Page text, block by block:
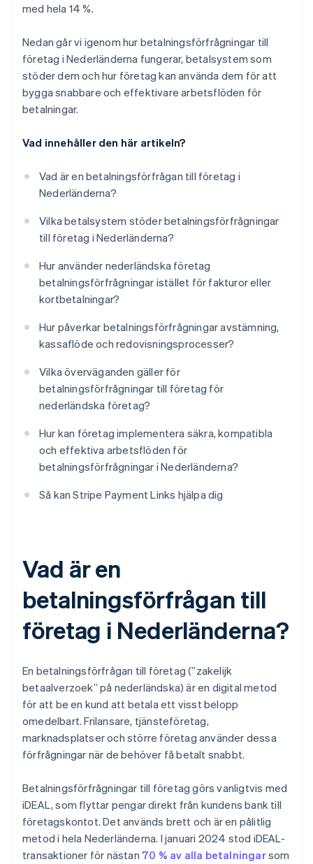
med hela 14 %.
Nedan går vi igenom hur betalningsförfrågningar till
företag i Nederländerna fungerar, betalsystem som
stöder dem och hur företag kan använda dem för att
bygga snabbare och effektivare arbetsflöden för
betalningar.
Vad innehåller den här artikeln?
Vad är en betalningsförfrågan till företag i
Nederländerna?
Vilka betalsystem stöder betalningsförfrågningar
till företag i Nederländerna?
Hur använder nederländska företag
betalningsförfrågningar istället för fakturor eller
kortbetalningar?
Hur påverkar betalningsförfrågningar avstämning,
kassaflöde och redovisningsprocesser?
Vilka överväganden gäller för
betalningsförfrågningar till företag för
nederländska företag?
Hur kan företag implementera säkra, kompatibla
och effektiva arbetsflöden för
betalningsförfrågningar i Nederländerna?
Så kan Stripe Payment Links hjälpa dig
Vad är en
betalningsförfrågan till
företag i Nederländerna?
En betalningsförfrågan till företag (”zakelijk
betaalverzoek” på nederländska) är en digital metod
för att be en kund att betala ett visst belopp
omedelbart. Frilansare, tjänsteföretag,
marknadsplatser och större företag använder dessa
förfrågningar när de behöver få betalt snabbt.
Betalningsförfrågningar till företag görs vanligtvis med
iDEAL, som flyttar pengar direkt från kundens bank till
företagskontot. Det används brett och är en pålitlig
metod i hela Nederländerna. I januari 2024 stod iDEAL-
transaktioner för nästan 70 % av alla betalningarsom